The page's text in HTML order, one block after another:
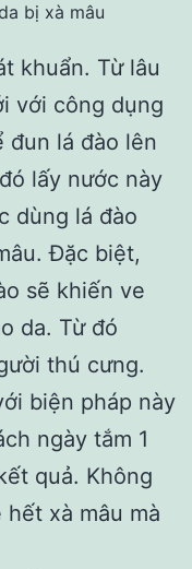
bị xà mâu
khuẩn. Từ lâu
với công dụng
đun lá đào lên
lấy nước này
dùng lá đào
Đặc biệt,
sẽ khiến ve
da. Từ đó
thú cưng.
biện pháp này
ngày tắm 1
quả. Không
xà mâu mà